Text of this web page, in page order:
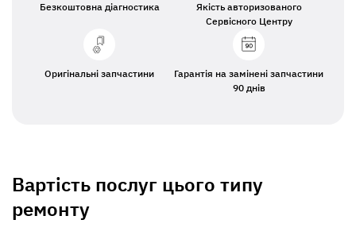
Безкоштовна діагностика
Якість авторизованого
Сервісного Центру
Оригінальні запчастини
Гарантія на замінені запчастини
90 днів
Вартість послуг цього типу
ремонту